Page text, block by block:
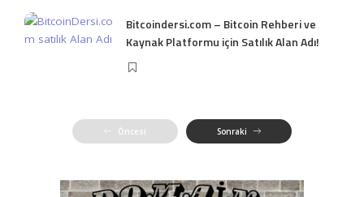
Bitcoindersi.com – Bitcoin Rehberi ve
Kaynak Platformu için Satılık Alan Adı!
Öncesi Sonraki